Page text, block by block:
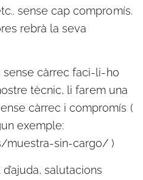
sense cap compromís.
rebrà la seva
sense càrrec faci-li-ho
tècnic, li farem una
càrrec i compromís (
exemple:
muestra-sin-cargo/ )
salutacions